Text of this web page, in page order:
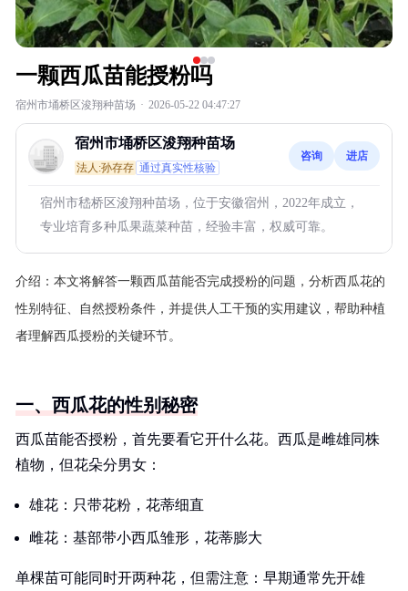
一颗西瓜苗能授粉吗
宿州市埇桥区浚翔种苗场 · 2026-05-22 04:47:27
宿州市埇桥区浚翔种苗场
法人:孙存存 通过真实性核验
咨询 进店
宿州市嵇桥区浚翔种苗场，位于安徽宿州，2022年成立，
专业培育多种瓜果蔬菜种苗，经验丰富，权威可靠。
介绍： 本文将解答一颗西瓜苗能否完成授粉的问题，分析西瓜花的
性别特征、自然授粉条件，并提供人工干预的实用建议，帮助种植
者理解西瓜授粉的关键环节。
一、西瓜花的性别秘密
西瓜苗能否授粉，首先要看它开什么花。西瓜是雌雄同株
植物，但花朵分男女：
雄花：只带花粉，花蒂细直
雌花：基部带小西瓜雏形，花蒂膨大
单棵苗可能同时开两种花，但需注意：早期通常先开雄